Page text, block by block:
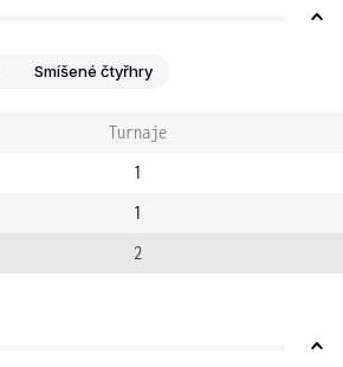
Smíšené čtyřhry
Turnaje
1
1
2